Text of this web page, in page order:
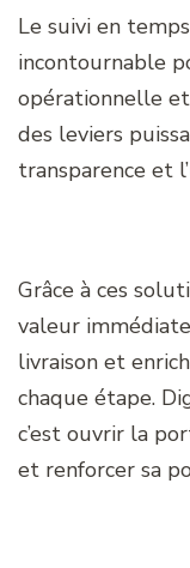
Le suivi en
incontournable
opérationnelle
des leviers
transparence et
Grâce à ces
valeur
livraison et
chaque étape.
c’est ouvrir la
et renforcer sa